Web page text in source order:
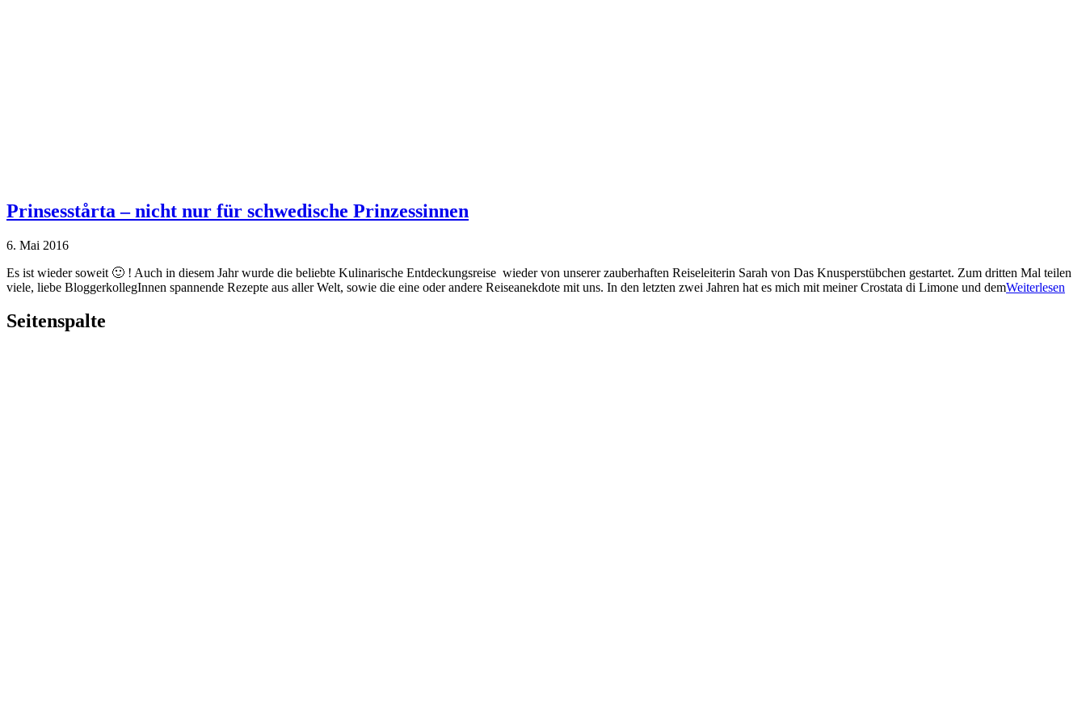
Prinsesstårta – nicht nur für schwedische Prinzessinnen
6. Mai 2016
Es ist wieder soweit 🙂 ! Auch in diesem Jahr wurde die beliebte Kulinarische Entdeckungsreise wieder von unserer zauberhaften Reiseleiterin Sarah von Das Knusperstübchen gestartet. Zum dritten Mal teilen
viele, liebe BloggerkollegInnen spannende Rezepte aus aller Welt, sowie die eine oder andere Reiseanekdote mit uns. In den letzten zwei Jahren hat es mich mit meiner Crostata di Limone und demWeiterlesen
Seitenspalte